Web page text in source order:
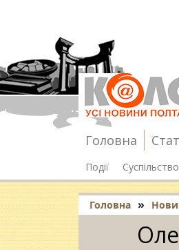
Головна
Події Суспільство
Головна »